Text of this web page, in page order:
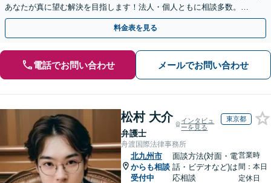
あなたが真に望む解決を目指します！法人・個人ともに相談多数。細
やかな連絡と粘り強い交渉を徹底【休日・夜間相談可】
料金表を見る
電話でお問い合わせ メールでお問い合わせ
松村 大介
弁護士
インタビュ
ーを見る
東京都
舟渡国際法律事務所
北九州市
からも相談
受付中
面談方法(対面・電
話・ビデオなど)は
応相談
営業時
間：本日
定休日